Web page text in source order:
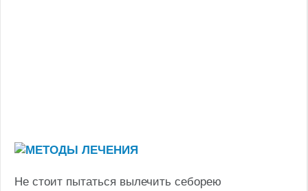
Не стоит пытаться вылечить себорею